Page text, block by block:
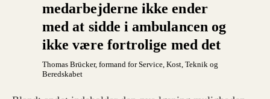
medarbejderne ikke ender
med at sidde i ambulancen og
ikke være fortrolige med det
Thomas Brücker, formand for Service, Kost, Teknik og
Beredskabet